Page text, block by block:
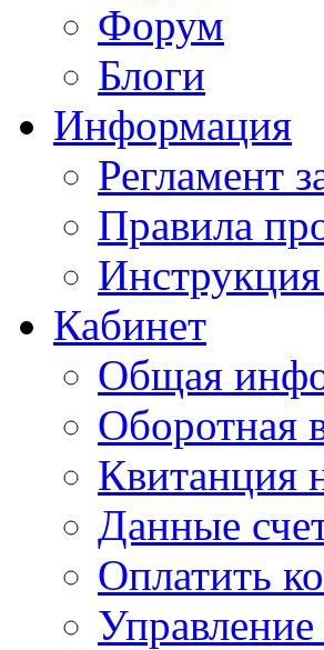
Форум
Блоги
Информация
Регламент
Правила
Кабинет
Общая
Оборотная
Квитанция
Данные
Оплатить